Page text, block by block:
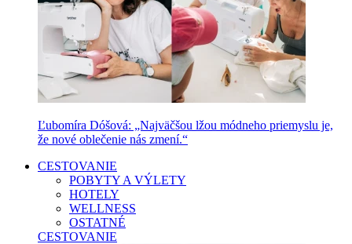
Ľubomíra Dóšová: „Najväčšou lžou módneho priemyslu je,
že nové oblečenie nás zmení.“
CESTOVANIE
POBYTY A VÝLETY
HOTELY
WELLNESS
OSTATNÉ
CESTOVANIE